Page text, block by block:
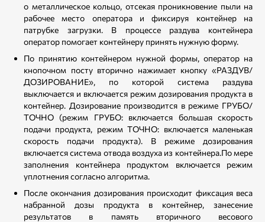
о металлическое кольцо, отсекая проникновение пыли на
рабочее место оператора и фиксируя контейнер на
патрубке загрузки. В процессе раздува контейнера
оператор помогает контейнеру принять нужную форму.
По принятию контейнером нужной формы, оператор на
кнопочном посту вторично нажимает кнопку «РАЗДУВ/
ДОЗИРОВАНИЕ», по которой система раздува
выключается и включается режим дозирования продукта в
контейнер. Дозирование производится в режиме ГРУБО/
ТОЧНО (режим ГРУБО: включается большая скорость
подачи продукта, режим ТОЧНО: включается маленькая
скорость подачи продукта). В режиме дозирования
включается система отвода воздуха из контейнера.По мере
заполнения контейнера продуктом включается режим
уплотнения согласно алгоритма.
После окончания дозирования происходит фиксация веса
набранной дозы продукта в контейнер, занесение
результатов в память вторичного весового